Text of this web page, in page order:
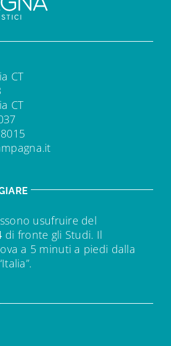
CT
CT
usufruire del
di fronte gli Studi. Il
a 5 minuti a piedi dalla